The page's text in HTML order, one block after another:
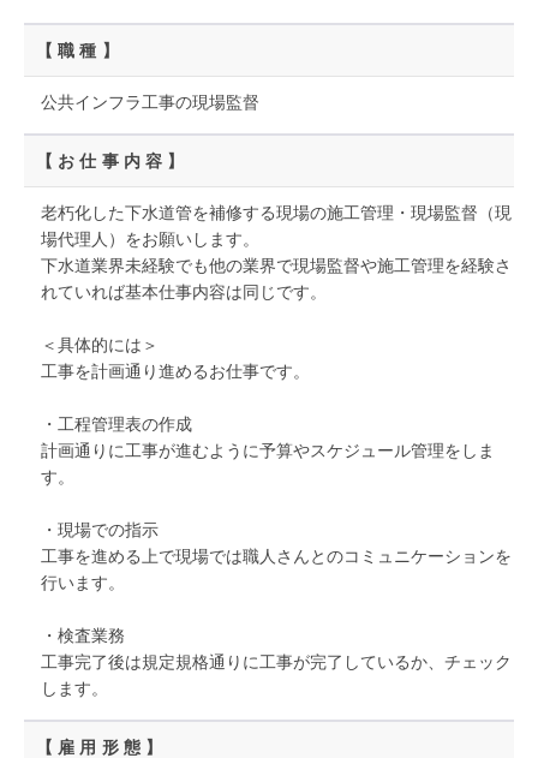
【職種】
公共インフラ工事の現場監督
【お仕事内容】
老朽化した下水道管を補修する現場の施工管理・現場監督（現
場代理人）をお願いします。
下水道業界未経験でも他の業界で現場監督や施工管理を経験さ
れていれば基本仕事内容は同じです。
＜具体的には＞
工事を計画通り進めるお仕事です。
・工程管理表の作成
計画通りに工事が進むように予算やスケジュール管理をしま
す。
・現場での指示
工事を進める上で現場では職人さんとのコミュニケーションを
行います。
・検査業務
工事完了後は規定規格通りに工事が完了しているか、チェック
します。
【雇用形態】